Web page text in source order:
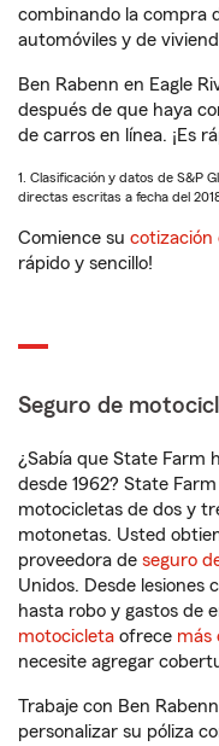
combinando la compra
automóviles y de
Ben Rabenn en Eagle
después de que haya
de carros en línea. ¡Es
1. Clasificación y datos de S&P
directas escritas a fecha del
Comience su cotización
rápido y sencillo!
Seguro de
¿Sabía que State Farm
desde 1962? State
motocicletas de dos y
motonetas. Usted
proveedora de seguro
Unidos. Desde lesiones
hasta robo y gastos de
motocicleta ofrece más
necesite agregar
Trabaje con Ben
personalizar su póliza